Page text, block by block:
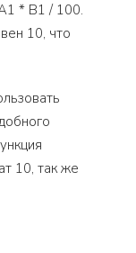
* B1 / 100.
10, что
10, так же